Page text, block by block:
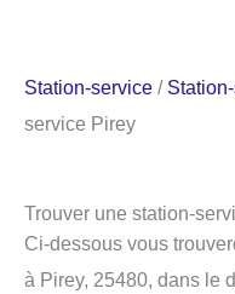
Station-service /
service Pirey
Trouver une station-
Ci-dessous vous
à Pirey, 25480, dans le